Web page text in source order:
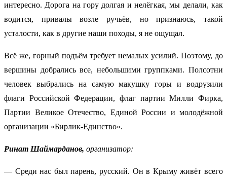
интересно. Дорога на гору долгая и нелёгкая, мы делали, как
водится, привалы возле ручьёв, но признаюсь, такой
усталости, как в другие наши походы, я не ощущал.
Всё же, горный подъём требует немалых усилий. Поэтому, до
вершины добрались все, небольшими группками. Полсотни
человек выбрались на самую макушку горы и водрузили
флаги Российской Федерации, флаг партии Милли Фирка,
Партии Великое Отечество, Единой России и молодёжной
организации «Бирлик-Единство».
Ринат Шаймарданов, организатор:
— Среди нас был парень, русский. Он в Крыму живёт всего